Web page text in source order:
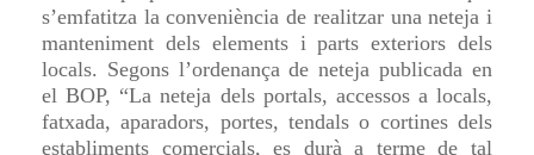
s’emfatitza la conveniència de realitzar una neteja i
manteniment dels elements i parts exteriors dels
locals. Segons l’ordenança de neteja publicada en
el BOP, “La neteja dels portals, accessos a locals,
fatxada, aparadors, portes, tendals o cortines dels
establiments comercials, es durà a terme de tal